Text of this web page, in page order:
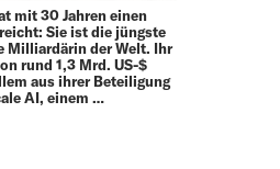
mit 30 Jahren einen
Sie ist die jüngste
Milliardärin der Welt. Ihr
rund 1,3 Mrd. US-$
aus ihrer Beteiligung
AI, einem …